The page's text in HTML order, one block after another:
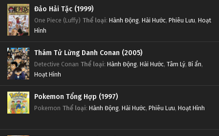
Đảo Hải Tặc (1999)
One Piece (Luffy) Thể loại: Hành Động, Hài Hước, Phiêu Lưu, Hoạt
Hình
Thám Tử Lừng Danh Conan (2005)
Detective Conan Thể loại: Hành Động, Hài Hước, Tâm Lý, Bí ẩn,
Hoạt Hình
Pokemon Tổng Hợp (1997)
Pokemon Thể loại: Hành Động, Hài Hước, Phiêu Lưu, Hoạt Hình